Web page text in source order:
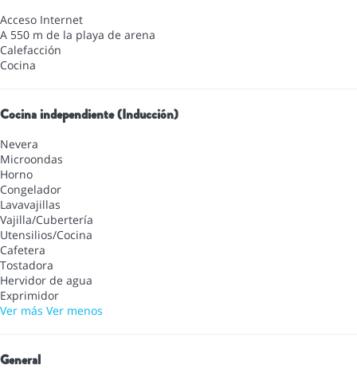
Acceso Internet
A 550 m de la playa de arena
Calefacción
Cocina
Cocina independiente (Inducción)
Nevera
Microondas
Horno
Congelador
Lavavajillas
Vajilla/Cubertería
Utensilios/Cocina
Cafetera
Tostadora
Hervidor de agua
Exprimidor
Ver más Ver menos
General